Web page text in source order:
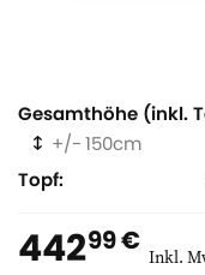
Gesamthöhe (inkl.
150
Topf
44299 € Inkl.